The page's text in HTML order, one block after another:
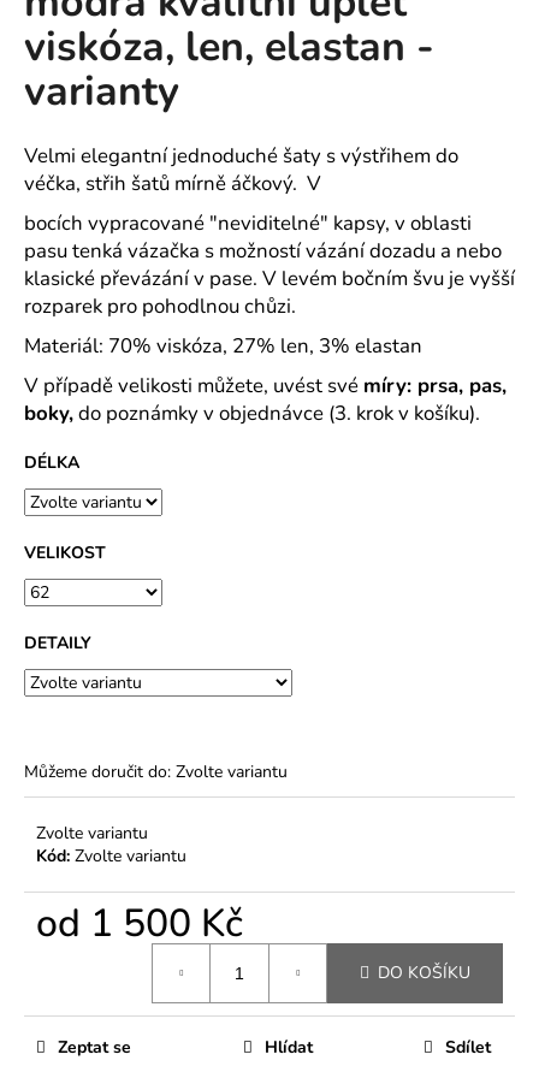
z
hvězdiček.
viskóza, len, elastan -
varianty
Velmi elegantní jednoduché šaty s výstřihem do
véčka, střih šatů mírně áčkový. V
bocích vypracované "neviditelné" kapsy, v oblasti
pasu tenká vázačka s možností vázání dozadu a nebo
klasické převázání v pase. V levém bočním švu je vyšší
rozparek pro pohodlnou chůzi.
Materiál: 70% viskóza, 27% len, 3% elastan
V případě velikosti můžete, uvést své míry: prsa, pas,
boky,do poznámky v objednávce (3. krok v košíku).
DÉLKA
VELIKOST
DETAILY
Můžeme doručit do: Zvolte variantu
Zvolte variantu
Kód: Zvolte variantu
od 1 500 Kč
DO KOŠÍKU
Zeptat se Hlídat Sdílet
j
e
m
TEPLÁKOVÝ
KABÁT
-
VARIANTY
DÉLEK
1
200
Kč